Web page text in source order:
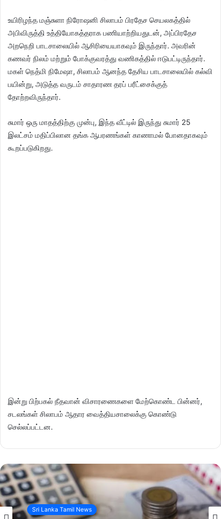
உயிரிழந்த மஞ்சுளா நிரோஷனி சிலாபம் பிரதேச செயலகத்தில்
அபிவிருத்தி உத்தியோகத்தராக பணியாற்றியதுடன், அப்பிரதேச
அறநெறி பாடசாலையில் ஆசிரியையாகவும் இருந்தார். அவரின்
கணவர் நிலம் மற்றும் போக்குவரத்து வணிகத்தில் ஈடுபட்டிருந்தார்.
மகள் நெத்மி நிமேஷா, சிலாபம் ஆனந்த தேசிய பாடசாலையில் கல்வி
பயின்று, அடுத்த வருடம் சாதாரண தரப் பரீட்சைக்குத்
தோற்றவிருந்தார்.
சுமார் ஒரு மாதத்திற்கு முன்பு, இந்த வீட்டில் இருந்து சுமார் 25
இலட்சம் மதிப்பிலான தங்க ஆபரணங்கள் காணாமல் போனதாகவும்
கூறப்படுகிறது.
இன்று பிற்பகல் நீதவான் விசாரணைகளை மேற்கொண்ட பின்னர்,
சடலங்கள் சிலாபம் ஆதார வைத்தியசாலைக்கு கொண்டு
செல்லப்பட்டன.
Sri Lanka Tamil News